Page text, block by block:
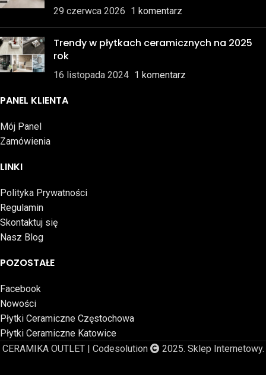
29 czerwca 2026 1 komentarz
Trendy w płytkach ceramicznych na 2025
rok
16 listopada 2024 1 komentarz
PANEL KLIENTA
Mój Panel
Zamówienia
LINKI
Polityka Prywatności
Regulamin
Skontaktuj się
Nasz Blog
POZOSTAŁE
Facebook
Nowości
Płytki Ceramiczne Częstochowa
Płytki Ceramiczne Katowice
CERAMIKA OUTLET | Codesolution
2025. Sklep Internetowy.